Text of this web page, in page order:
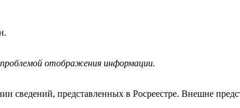
отображения информации.
представленных в Росреестре. Внешне